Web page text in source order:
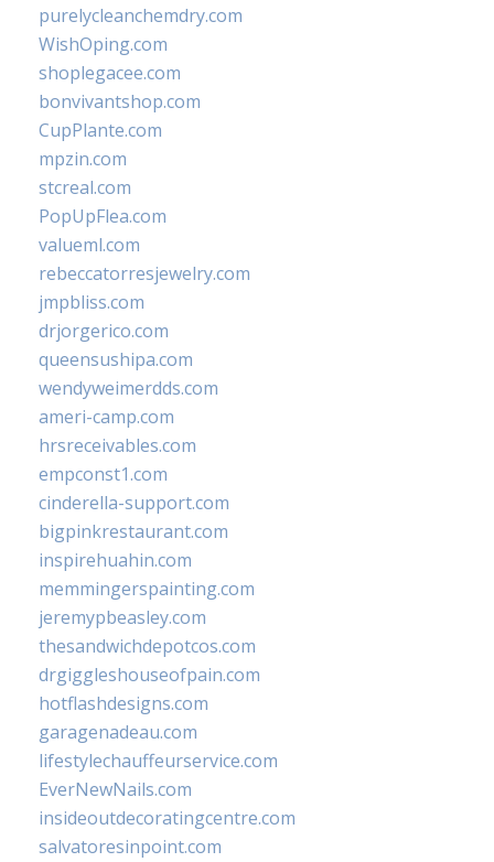
purelycleanchemdry.com
WishOping.com
shoplegacee.com
bonvivantshop.com
CupPlante.com
mpzin.com
stcreal.com
PopUpFlea.com
valueml.com
rebeccatorresjewelry.com
jmpbliss.com
drjorgerico.com
queensushipa.com
wendyweimerdds.com
ameri-camp.com
hrsreceivables.com
empconst1.com
cinderella-support.com
bigpinkrestaurant.com
inspirehuahin.com
memmingerspainting.com
jeremypbeasley.com
thesandwichdepotcos.com
drgiggleshouseofpain.com
hotflashdesigns.com
garagenadeau.com
lifestylechauffeurservice.com
EverNewNails.com
insideoutdecoratingcentre.com
salvatoresinpoint.com